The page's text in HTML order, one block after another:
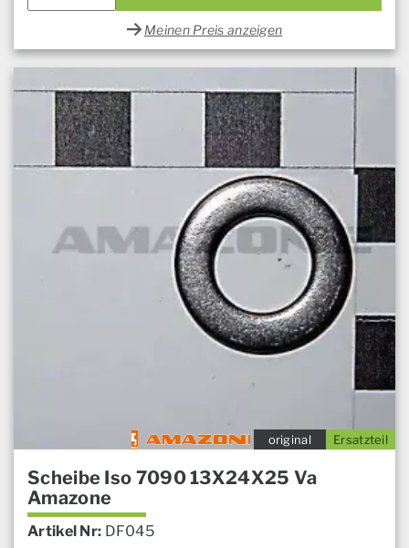
Meinen Preis anzeigen
Ersatzteil
original
Scheibe Iso 7090 13X24X25 Va
Amazone
Artikel Nr: DF045